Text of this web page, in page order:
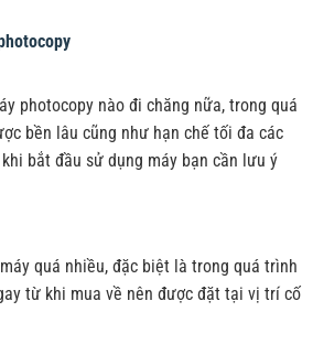
photocopy nào đi chăng nữa, trong quá
bền lâu cũng như hạn chế tối đa các
bắt đầu sử dụng máy bạn cần lưu ý
quá nhiều, đặc biệt là trong quá trình
từ khi mua về nên được đặt tại vị trí cố